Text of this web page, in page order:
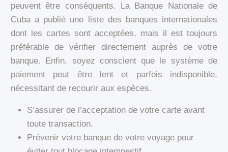
peuvent être conséquents. La Banque Nationale de
Cuba a publié une liste des banques internationales
dont les cartes sont acceptées, mais il est toujours
préférable de vérifier directement auprès de votre
banque. Enfin, soyez conscient que le système de
paiement peut être lent et parfois indisponible,
nécessitant de recourir aux espèces.
S’assurer de l’acceptation de votre carte avant
toute transaction.
Prévenir votre banque de votre voyage pour